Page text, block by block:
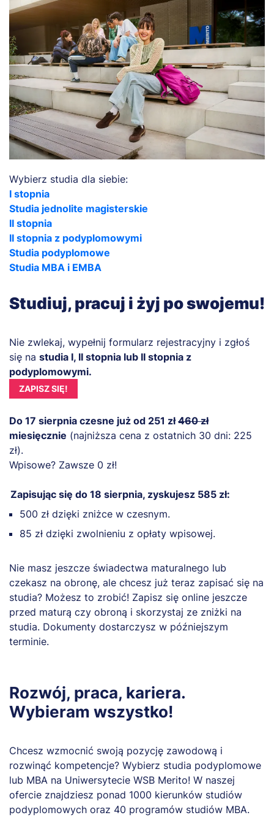
Wybierz studia dla siebie:
I stopnia
Studia jednolite magisterskie
II stopnia
II stopnia z podyplomowymi
Studia podyplomowe
Studia MBA i EMBA
Studiuj, pracuj i żyj po swojemu!
Nie zwlekaj, wypełnij formularz rejestracyjny i zgłoś
się na studia I, II stopnia lub II stopnia z
podyplomowymi.
ZAPISZ SIĘ!
Do 17 sierpnia czesne już od 251 zł460 zł
miesięcznie (najniższa cena z ostatnich 30 dni: 225
zł).
Wpisowe? Zawsze 0 zł!
Zapisując się do 18 sierpnia, zyskujesz 585 zł:
500 zł dzięki zniżce w czesnym.
85 zł dzięki zwolnieniu z opłaty wpisowej.
Nie masz jeszcze świadectwa maturalnego lub
czekasz na obronę, ale chcesz już teraz zapisać się na
studia? Możesz to zrobić! Zapisz się online jeszcze
przed maturą czy obroną i skorzystaj ze zniżki na
studia. Dokumenty dostarczysz w późniejszym
terminie.
Rozwój, praca, kariera.
Wybieram wszystko!
Chcesz wzmocnić swoją pozycję zawodową i
rozwinąć kompetencje? Wybierz studia podyplomowe
lub MBA na Uniwersytecie WSB Merito! W naszej
ofercie znajdziesz ponad 1000 kierunków studiów
podyplomowych oraz 40 programów studiów MBA.